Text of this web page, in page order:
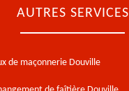
AUTRES SERVICES
de maçonnerie Douville